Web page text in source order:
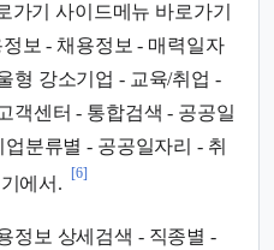
가기 사이드메뉴 바로가기
보 - 채용정보 - 매력일자
형 강소기업 - 교육/취업 -
객센터 - 통합검색 - 공공일
분류별 - 공공일자리 - 취
에서.
[6]
정보 상세검색 - 직종별 -